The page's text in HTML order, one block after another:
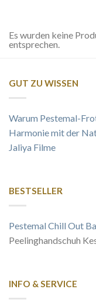
Es wurden keine
entsprechen.
GUT ZU WISSEN
Warum Pestemal-
Harmonie mit der
Jaliya Filme
BESTSELLER
Pestemal Chill Out
Peelinghandschuh
INFO & SERVICE